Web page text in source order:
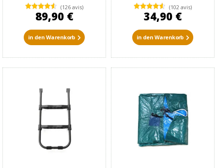
(126 avis)
89,90 €
in den Warenkorb
(102 avis)
34,90 €
in den Warenkorb